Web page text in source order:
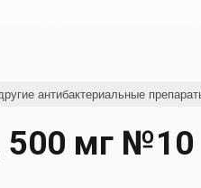
антибактериальные
500 мг №10